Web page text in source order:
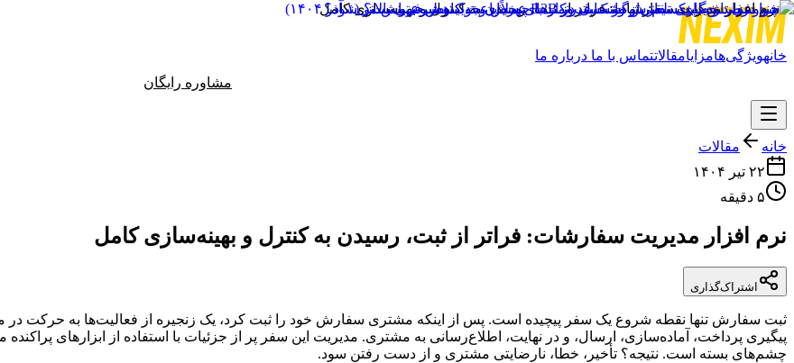
خانهویژگی‌هامزایامقالاتتماس با ما درباره ما
مشاوره رایگان
خانه
مقالات
۲۲ تیر ۱۴۰۴
۵ دقیقه
نرم افزار مدیریت سفارشات: فراتر از ثبت، رسیدن به کنترل و بهینه‌سازی کامل
اشتراک‌گذاری
ثبت سفارش تنها نقطه شروع یک سفر پیچیده است. پس از اینکه مشتری سفارش خود را ثبت کرد، یک زنجیره از فعالیت‌ها به حرکت در
پیگیری پرداخت، آماده‌سازی، ارسال، و در نهایت، اطلاع‌رسانی به مشتری. مدیریت این سفر پر از جزئیات با استفاده از ابزارهای پراکنده
چشم‌های بسته است. نتیجه؟ تأخیر، خطا، نارضایتی مشتری و از دست رفتن سود.